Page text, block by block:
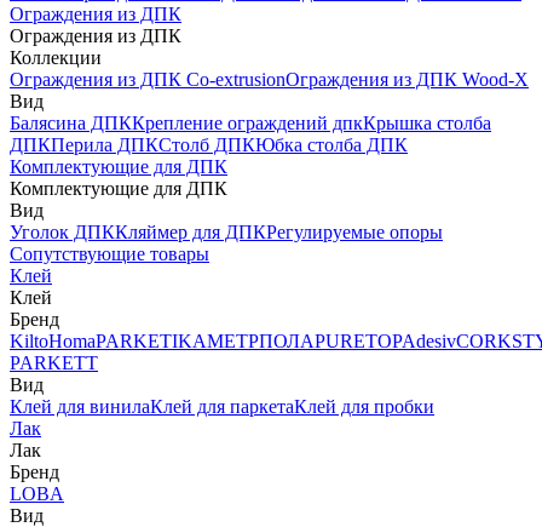
Ограждения из ДПК
Ограждения из ДПК
Коллекции
Ограждения из ДПК Co-extrusionОграждения из ДПК Wood-X
Вид
Балясина ДПККрепление ограждений дпкКрышка столба
ДПКПерила ДПКСтолб ДПКЮбка столба ДПК
Комплектующие для ДПК
Комплектующие для ДПК
Вид
Уголок ДПККляймер для ДПКРегулируемые опоры
Сопутствующие товары
Клей
Клей
Бренд
KiltoHomaPARKETIKAМЕТРПОЛАPURETOPAdesiv
PARKETT
Вид
Клей для винилаКлей для паркетаКлей для пробки
Лак
Лак
Бренд
LOBA
Вид